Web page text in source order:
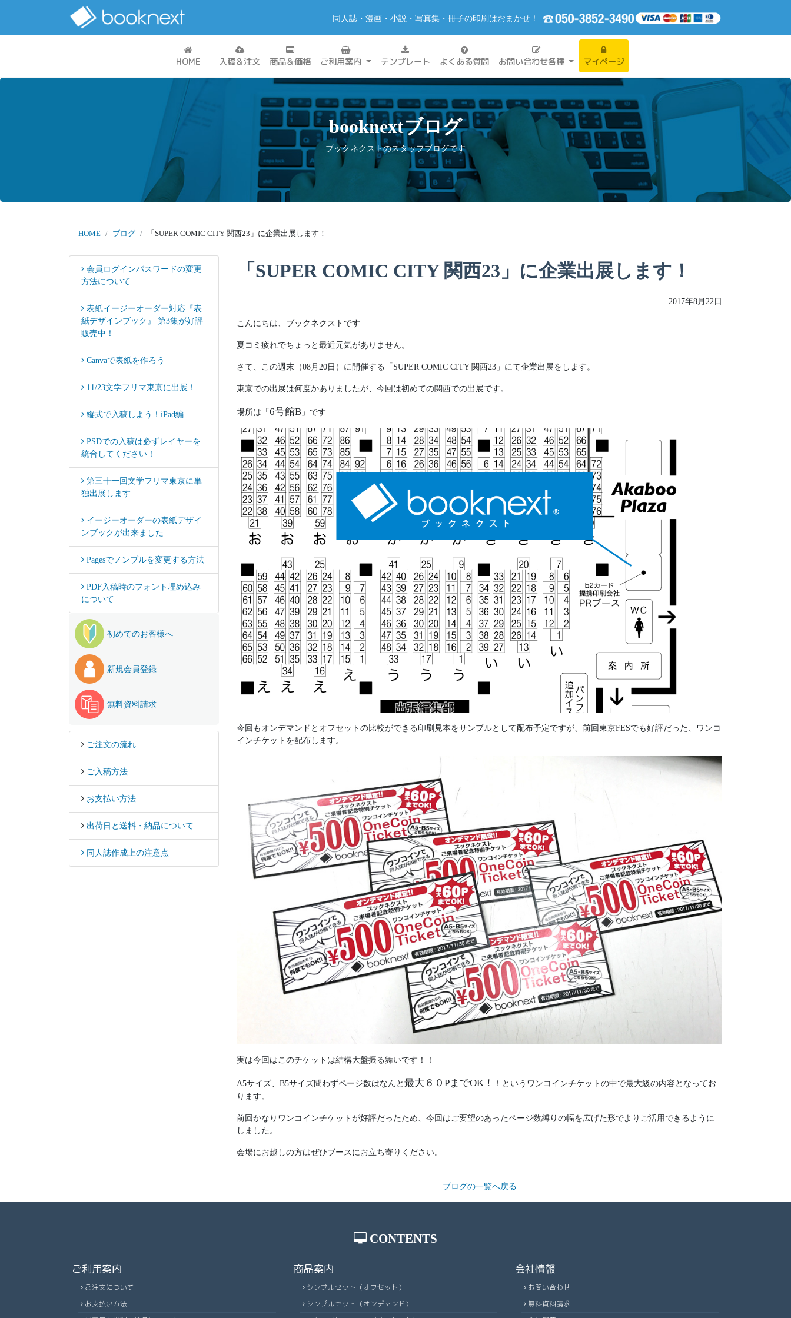
同人誌・漫画・小説・写真集・冊子の印刷はおまかせ！
HOME 入稿＆注文 商品＆価格 ご利用案内 テンプレート よくある質問 お問い合わせ各種 マイページ
booknextブログ
ブックネクストのスタッフブログです
HOME ブログ 「SUPER COMIC CITY 関西23」に企業出展します！
「SUPER COMIC CITY 関西23」に企業出展します！
2017年8月22日
こんにちは、ブックネクストです
夏コミ疲れでちょっと最近元気がありません。
さて、この週末（08月20日）に開催する「SUPER COMIC CITY 関西23」にて企業出展をします。
東京での出展は何度かありましたが、今回は初めての関西での出展です。
場所は「6号館B 」です
今回もオンデマンドとオフセットの比較ができる印刷見本をサンプルとして配布予定ですが、前回東京FESでも好評だった、ワンコ
インチケットを配布します。
実は今回はこのチケットは結構大盤振る舞いです！！
A5サイズ、B5サイズ問わずページ数はなんと最大６０PまでOK！
！というワンコインチケットの中で最大級の内容となってお
ります。
前回かなりワンコインチケットが好評だったため、今回はご要望のあったページ数縛りの幅を広げた形でよりご活用できるように
しました。
会場にお越しの方はぜひブースにお立ち寄りください。
ブログの一覧へ戻る
会員ログインパスワードの変更
方法について
表紙イージーオーダー対応『表
紙デザインブック』 第3集が好評
販売中！
Canvaで表紙を作ろう
11/23文学フリマ東京に出展！
縦式で入稿しよう！iPad編
PSDでの入稿は必ずレイヤーを
統合してください！
第三十一回文学フリマ東京に単
独出展します
イージーオーダーの表紙デザイ
ンブックが出来ました
Pagesでノンブルを変更する方法
PDF入稿時のフォント埋め込み
について
初めてのお客様へ
新規会員登録
無料資料請求
ご注文の流れ
ご入稿方法
お支払い方法
出荷日と送料・納品について
同人誌作成上の注意点
CONTENTS
ご利用案内
ご注文について
お支払い方法
商品案内
シンプルセット（オフセット）
シンプルセット（オンデマンド）
会社情報
お問い合わせ
無料資料請求